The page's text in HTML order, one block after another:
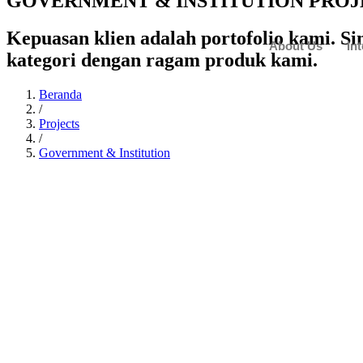
About Us
Kepuasan klien adalah portofolio kami.
kategori dengan ragam produk kami.
Beranda
/
Projects
/
Government & Institution